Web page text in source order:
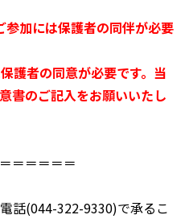
加には保護者の同伴が必要
護者の同意が必要です。当
書のご記入をお願いいたし
＝＝＝＝＝
話(044-322-9330)で承るこ